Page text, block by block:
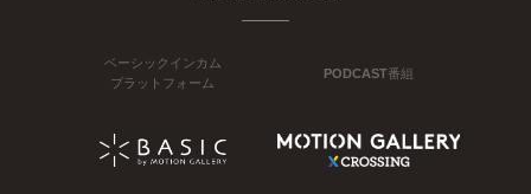
ベーシックインカム
プラットフォーム
PODCAST番組